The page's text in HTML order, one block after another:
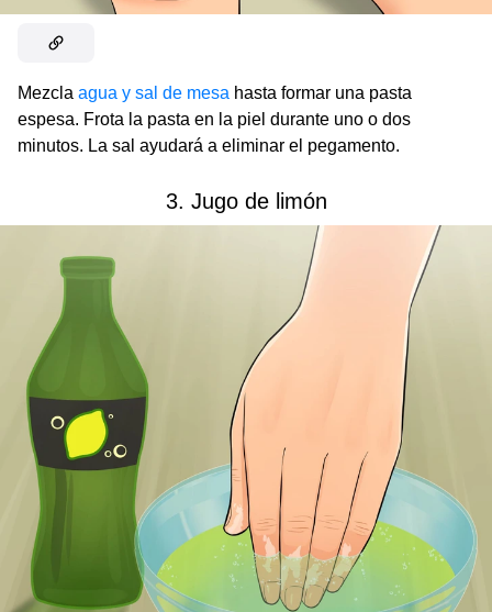
Mezcla agua y sal de mesa hasta formar una pasta
espesa. Frota la pasta en la piel durante uno o dos
minutos. La sal ayudará a eliminar el pegamento.
3. Jugo de limón